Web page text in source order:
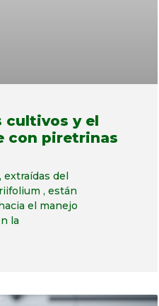
cultivos y el
con piretrinas
extraídas del
, están
el manejo
la